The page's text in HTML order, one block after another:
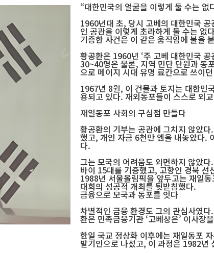
“대한민국의 얼굴을 이렇게 둘 수는 없
1960년대 초, 당시 고베의 대한민국
인 공관을 이렇게 초라하게 둘 수는 없
기증한 사건은 이 같은 움직임에 불을
황공환은 1960년 ‘주 고베 대한민국
30~40명은 물론, 지역 민단 단원과 동
으로 메이지 시대 유명 료칸으로 쓰이
1967년 8월, 이 건물과 토지는 대한민
용되고 있다. 재외동포들이 스스로 외
재일동포 사회의 구심점 만들다
황공환의 기부는 공관에 그치지 않았
했고, 개인 자금 6천만 엔을 내놓았다.
다.
그는 모국의 어려움도 외면하지 않았
바이 15대를 기증했고, 고향인 경북 선
1988년 서울올림픽을 앞두고는 재일
대회의 성공적 개최를 뒷받침했다.
금융으로 모국과 동포를 잇다
차별적인 금융 환경도 그의 관심사였
환은 민족금융기관 ‘고베상은’ 이사장
한일 국교 정상화 이후에는 재일동포
발기인으로 나섰고, 이 과정은 1982년